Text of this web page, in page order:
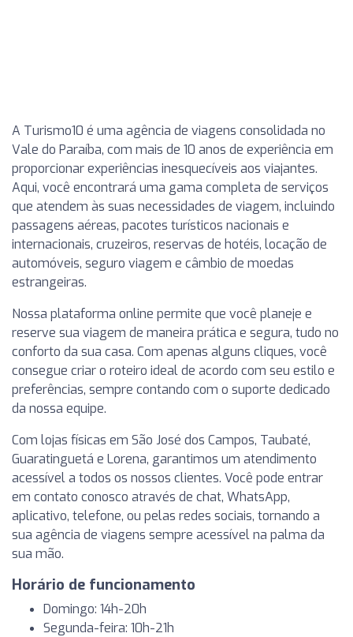
A Turismo10 é uma agência de viagens consolidada no
Vale do Paraíba, com mais de 10 anos de experiência em
proporcionar experiências inesquecíveis aos viajantes.
Aqui, você encontrará uma gama completa de serviços
que atendem às suas necessidades de viagem, incluindo
passagens aéreas, pacotes turísticos nacionais e
internacionais, cruzeiros, reservas de hotéis, locação de
automóveis, seguro viagem e câmbio de moedas
estrangeiras.
Nossa plataforma online permite que você planeje e
reserve sua viagem de maneira prática e segura, tudo no
conforto da sua casa. Com apenas alguns cliques, você
consegue criar o roteiro ideal de acordo com seu estilo e
preferências, sempre contando com o suporte dedicado
da nossa equipe.
Com lojas físicas em São José dos Campos, Taubaté,
Guaratinguetá e Lorena, garantimos um atendimento
acessível a todos os nossos clientes. Você pode entrar
em contato conosco através de chat, WhatsApp,
aplicativo, telefone, ou pelas redes sociais, tornando a
sua agência de viagens sempre acessível na palma da
sua mão.
Horário de funcionamento
Domingo: 14h-20h
Segunda-feira: 10h-21h